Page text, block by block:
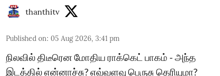
thanthitv
Published on: 05 Aug 2026, 3:41 pm
நிலவில் திடீரென மோதிய ராக்கெட் பாகம் - அந்த
இடத்தில் என்னாச்சு? எவ்வளவு பெருசு தெரியுமா?